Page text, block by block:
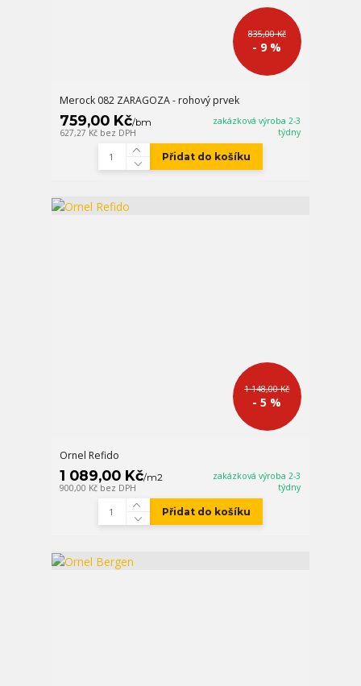
835,00 Kč
- 9 %
Merock 082 ZARAGOZA - rohový prvek
759,00 Kč/bm
627,27 Kč bez DPH
zakázková výroba 2-3
týdny
Přidat do košíku
1 148,00 Kč
- 5 %
Ornel Refido
1 089,00 Kč/m2
900,00 Kč bez DPH
zakázková výroba 2-3
týdny
Přidat do košíku